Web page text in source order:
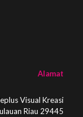
Alamat
Visual Kreasi
Riau 29445